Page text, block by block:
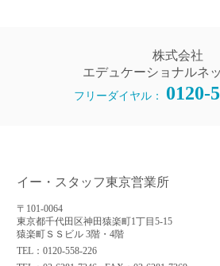
株式会社
エデュケーショナルネ
フリーダイヤル： 0120-
イー・スタッフ東京営業所
〒101-0064
東京都千代田区神田猿楽町1丁目5-15
猿楽町ＳＳビル 3階・4階
TEL：0120-558-226